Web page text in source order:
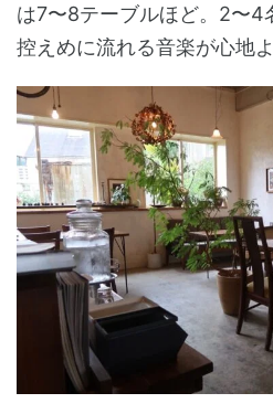
は7〜8テーブルほど。2〜4
控えめに流れる音楽が心地よ